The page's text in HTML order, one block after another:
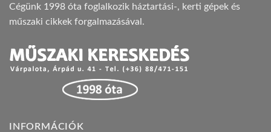
Cégünk 1998 óta foglalkozik háztartási-, kerti gépek és
műszaki cikkek forgalmazásával.
INFORMÁCIÓK